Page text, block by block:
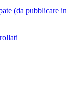
(da pubblicare in